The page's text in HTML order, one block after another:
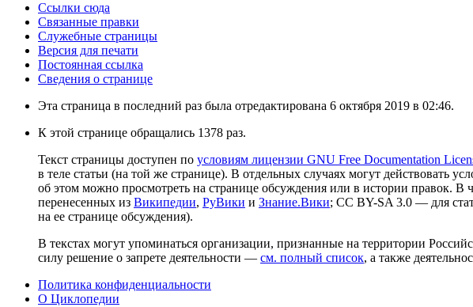
Ссылки сюда
Связанные правки
Служебные страницы
Версия для печати
Постоянная ссылка
Сведения о странице
Эта страница в последний раз была отредактирована 6 октября 2019 в 02:46.
К этой странице обращались 1378 раз.
Текст страницы доступен по условиям лицензии GNU Free Documentation
в теле статьи (на той же странице). В отдельных случаях могут действовать
об этом можно просмотреть на странице обсуждения или в истории правок.
перенесенных из Википедии, РуВики и Знание.Вики; CC BY-SA 3.0 — для
на ее странице обсуждения).
В текстах могут упоминаться организации, признанные на территории
силу решение о запрете деятельности — см. полный список, а также
Политика конфиденциальности
О Циклопедии